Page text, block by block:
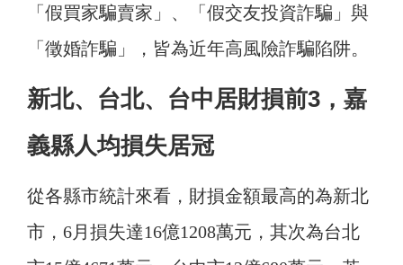
「假買家騙賣家」、「假交友投資詐騙」與
「徵婚詐騙」，皆為近年高風險詐騙陷阱。
新北、台北、台中居財損前3，嘉
義縣人均損失居冠
從各縣市統計來看，財損金額最高的為新北
市，6月損失達16億1208萬元，其次為台北